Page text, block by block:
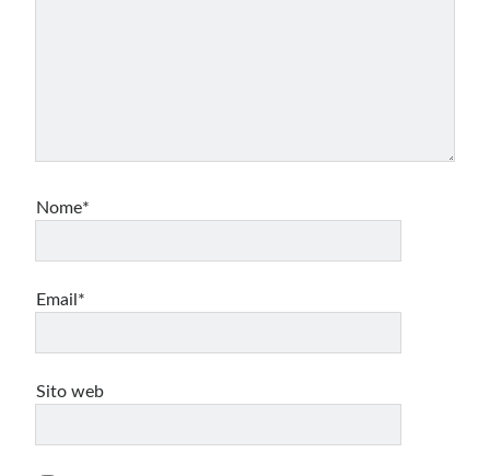
Nome*
Email*
Sito web